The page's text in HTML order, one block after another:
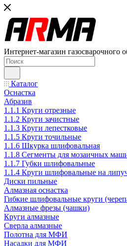
Интернет-магазин газосварочного
Каталог
Оснастка
Абразив
1.1.1 Круги отрезные
1.1.2 Круги зачистные
1.1.3 Круги лепестковые
1.1.5 Круги точильные
1.1.6 Шкурка шлифовальная
1.1.8 Сегменты для мозаичных
1.1.7 Губки шлифовальные
1.1.4 Круги шлифовальные на
Диски пильные
Алмазная оснастка
Гибкие шлифовальные круги
Алмазные фрезы (чашки)
Круги алмазные
Сверла алмазные
Полотна для МФИ
Насадки для МФИ